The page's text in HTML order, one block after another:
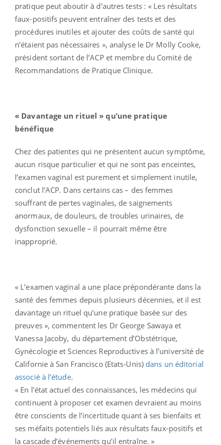
pratique peut aboutir à d’autres tests : « Les résultats
faux-positifs peuvent entraîner des tests et des
procédures inutiles et ajouter des coûts de santé qui
n’étaient pas nécessaires », analyse le Dr Molly Cooke,
président sortant de l’ACP et membre du Comité de
Recommandations de Pratique Clinique.
« Davantage un rituel » qu’une pratique
bénéfique
Chez des patientes qui ne présentent aucun symptôme,
aucun risque particulier et qui ne sont pas enceintes,
l’examen vaginal est purement et simplement inutile,
conclut l’ACP. Dans certains cas – des femmes
souffrant de pertes vaginales, de saignements
anormaux, de douleurs, de troubles urinaires, de
dysfonction sexuelle – il pourrait même être
inapproprié.
« L’examen vaginal a une place prépondérante dans la
santé des femmes depuis plusieurs décennies, et il est
davantage un rituel qu’une pratique basée sur des
preuves », commentent les Dr George Sawaya et
Vanessa Jacoby, du département d’Obstétrique,
Gynécologie et Sciences Reproductives à l’université de
Californie à San Francisco (Etats-Unis) dans un éditorial
associé à l’étude.
« En l’état actuel des connaissances, les médecins qui
continuent à proposer cet examen devraient au moins
être conscients de l’incertitude quant à ses bienfaits et
ses méfaits potentiels liés aux résultats faux-positifs et
la cascade d’événements qu’il entraîne. »